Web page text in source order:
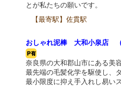
とが私たちの願いです。
【最寄駅】佐貫駅
おしゃれ泥棒 大和小泉店
奈良県の大和郡山市にある美
最先端の毛髪化学を駆使し、
最小限度に抑え手入れし易い